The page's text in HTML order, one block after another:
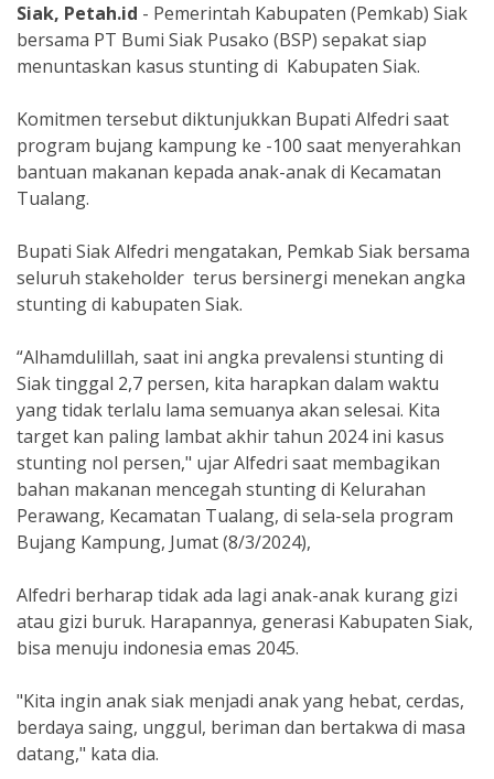
Siak, Petah.id - Pemerintah Kabupaten (Pemkab) Siak
bersama PT Bumi Siak Pusako (BSP) sepakat siap
menuntaskan kasus stunting di Kabupaten Siak.
Komitmen tersebut diktunjukkan Bupati Alfedri saat
program bujang kampung ke -100 saat menyerahkan
bantuan makanan kepada anak-anak di Kecamatan
Tualang.
Bupati Siak Alfedri mengatakan, Pemkab Siak bersama
seluruh stakeholder terus bersinergi menekan angka
stunting di kabupaten Siak.
“Alhamdulillah, saat ini angka prevalensi stunting di
Siak tinggal 2,7 persen, kita harapkan dalam waktu
yang tidak terlalu lama semuanya akan selesai. Kita
target kan paling lambat akhir tahun 2024 ini kasus
stunting nol persen," ujar Alfedri saat membagikan
bahan makanan mencegah stunting di Kelurahan
Perawang, Kecamatan Tualang, di sela-sela program
Bujang Kampung, Jumat (8/3/2024),
Alfedri berharap tidak ada lagi anak-anak kurang gizi
atau gizi buruk. Harapannya, generasi Kabupaten Siak,
bisa menuju indonesia emas 2045.
"Kita ingin anak siak menjadi anak yang hebat, cerdas,
berdaya saing, unggul, beriman dan bertakwa di masa
datang," kata dia.